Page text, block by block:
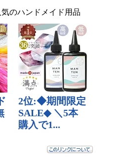
のハンドメイド用品